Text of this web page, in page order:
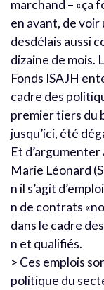
marchand – «ça
en avant, de voir
desdélais aussi
dizaine de mois.
Fonds ISAJH
cadre des
premier tiers du
jusqu’ici, été
Et
Marie Léonard
n il s’agit
n de contrats
dans le cadre
n et qualifiés.
> Ces emplois
politique du